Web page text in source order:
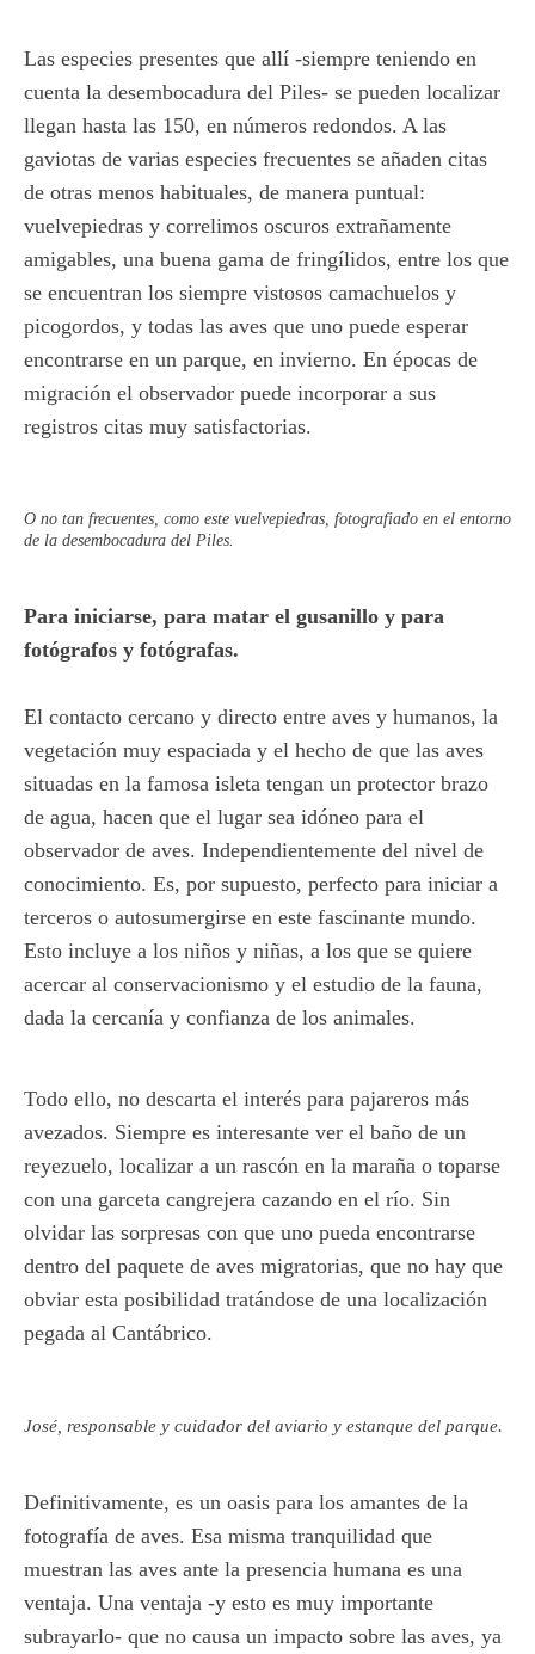
Las especies presentes que allí -siempre teniendo en
cuenta la desembocadura del Piles- se pueden localizar
llegan hasta las 150, en números redondos. A las
gaviotas de varias especies frecuentes se añaden citas
de otras menos habituales, de manera puntual:
vuelvepiedras y correlimos oscuros extrañamente
amigables, una buena gama de fringílidos, entre los que
se encuentran los siempre vistosos camachuelos y
picogordos, y todas las aves que uno puede esperar
encontrarse en un parque, en invierno. En épocas de
migración el observador puede incorporar a sus
registros citas muy satisfactorias.
O no tan frecuentes, como este vuelvepiedras, fotografiado en el entorno
de la desembocadura del Piles.
Para iniciarse, para matar el gusanillo y para
fotógrafos y fotógrafas.
El contacto cercano y directo entre aves y humanos, la
vegetación muy espaciada y el hecho de que las aves
situadas en la famosa isleta tengan un protector brazo
de agua, hacen que el lugar sea idóneo para el
observador de aves. Independientemente del nivel de
conocimiento. Es, por supuesto, perfecto para iniciar a
terceros o autosumergirse en este fascinante mundo.
Esto incluye a los niños y niñas, a los que se quiere
acercar al conservacionismo y el estudio de la fauna,
dada la cercanía y confianza de los animales.
Todo ello, no descarta el interés para pajareros más
avezados. Siempre es interesante ver el baño de un
reyezuelo, localizar a un rascón en la maraña o toparse
con una garceta cangrejera cazando en el río. Sin
olvidar las sorpresas con que uno pueda encontrarse
dentro del paquete de aves migratorias, que no hay que
obviar esta posibilidad tratándose de una localización
pegada al Cantábrico.
José, responsable y cuidador del aviario y estanque del parque.
Definitivamente, es un oasis para los amantes de la
fotografía de aves. Esa misma tranquilidad que
muestran las aves ante la presencia humana es una
ventaja. Una ventaja -y esto es muy importante
subrayarlo- que no causa un impacto sobre las aves, ya